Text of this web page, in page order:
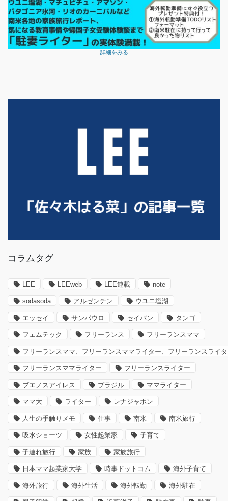
詳細をみる
コラムタグ
LEE LEEweb LEE連載 note
sodasoda アルゼンチン ウユニ塩湖
エッセイ サンパウロ セイバン タンゴ
フェムテック フリーランス フリーランスママ
フリーランスママ、フリーランスママライター、フリーランスライ
フリーランスママライター フリーランスライター
ブエノスアイレス ブラジル ママライター
ママ大 ライター レナジャポン
人生の手触りメモ 仕事 南米 南米旅行
吸水ショーツ 女性起業家 子育て
子連れ旅行 家族 家族旅行
日本ママ起業家大学 時事ドットコム 海外子育て
海外旅行 海外生活 海外転勤 海外駐在